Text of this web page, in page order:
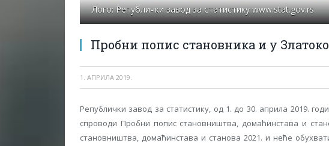
Лого: Републички завод за статистику www.stat.gov.rs
Пробни попис становника и у
1. АПРИЛА 2019.
Републички завод за статистику, од 1. до 30. априла 2019.
спроводи Пробни попис становништва, домаћинстава и
становништва, домаћинстава и станова 2021. и неће